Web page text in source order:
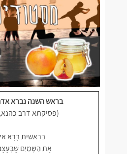
בראש השנה נברא
(פסיקתא דרב
בְּרֵאשִׁית בָּרָא
אֶת הַשָּׁמַיִם